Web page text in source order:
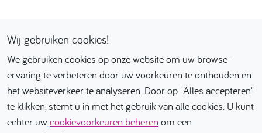
Wij gebruiken cookies!
We gebruiken cookies op onze website om uw browse-
ervaring te verbeteren door uw voorkeuren te onthouden en
het websiteverkeer te analyseren. Door op "Alles accepteren"
te klikken, stemt u in met het gebruik van alle cookies. U kunt
echter uwcookievoorkeuren beheren om een